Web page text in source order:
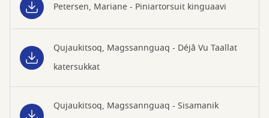
Petersen, Mariane - Piniartorsuit kinguaavi
Qujaukitsoq, Magssannguaq - Déjâ Vu Taallat
katersukkat
Qujaukitsoq, Magssannguaq - Sisamanik